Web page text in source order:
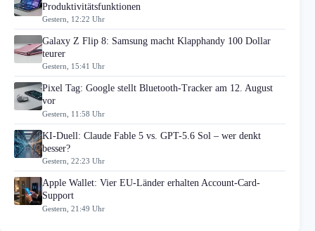
Produktivitätsfunktionen
Gestern, 12:22 Uhr
Galaxy Z Flip 8: Samsung macht Klapphandy 100 Dollar
teurer
Gestern, 15:41 Uhr
Pixel Tag: Google stellt Bluetooth-Tracker am 12. August
vor
Gestern, 11:58 Uhr
KI-Duell: Claude Fable 5 vs. GPT-5.6 Sol – wer denkt
besser?
Gestern, 22:23 Uhr
Apple Wallet: Vier EU-Länder erhalten Account-Card-
Support
Gestern, 21:49 Uhr